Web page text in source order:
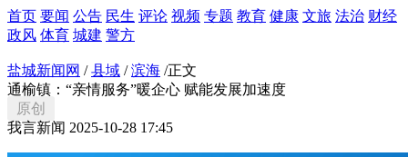
首页 要闻 公告 民生 评论 视频 专题 教育 健康 文旅 法治 财经
政风 体育 城建 警方
盐城新闻网 / 县域 / 滨海 /正文
通榆镇：“亲情服务”暖企心 赋能发展加速度
原创
我言新闻 2025-10-28 17:45